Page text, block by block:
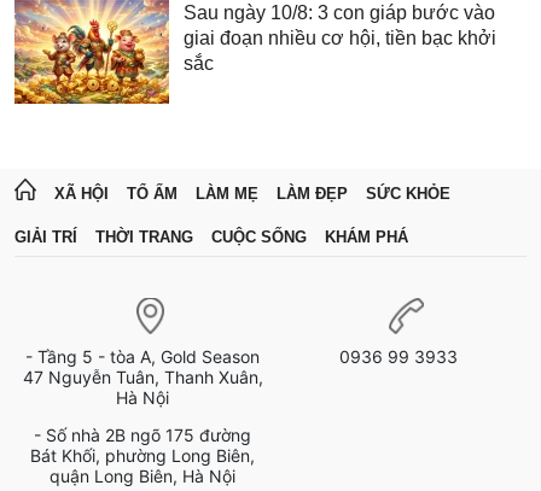
Sau ngày 10/8: 3 con giáp bước vào
giai đoạn nhiều cơ hội, tiền bạc khởi
sắc
XÃ HỘI TỔ ẤM LÀM MẸ LÀM ĐẸP SỨC KHỎE
GIẢI TRÍ THỜI TRANG CUỘC SỐNG KHÁM PHÁ
- Tầng 5 - tòa A, Gold Season
47 Nguyễn Tuân, Thanh Xuân,
Hà Nội
- Số nhà 2B ngõ 175 đường
Bát Khối, phường Long Biên,
quận Long Biên, Hà Nội
0936 99 3933